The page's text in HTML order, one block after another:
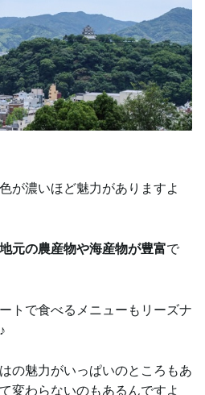
が濃いほど魅力がありますよ
元の農産物や海産物が豊富で
トで食べるメニューもリーズナ
の魅力がいっぱいのところもあ
変わらないのもあるんですよ